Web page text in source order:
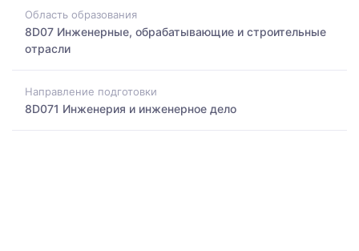
Область образования
8D07 Инженерные, обрабатывающие и строительные
отрасли
Направление подготовки
8D071 Инженерия и инженерное дело